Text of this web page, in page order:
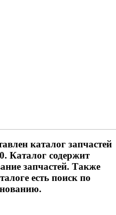
каталог запчастей
Каталог содержит
запчастей. Также
есть поиск по